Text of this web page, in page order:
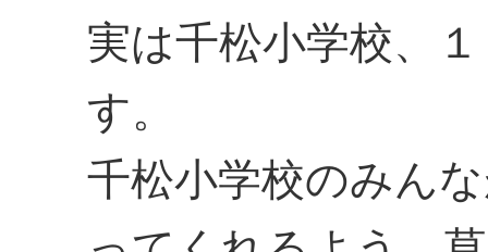
実は千松小学校、
す。
千松小学校のみん